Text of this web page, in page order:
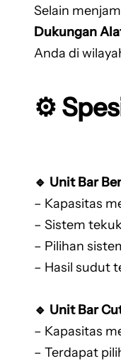
Selain
Dukungan
Anda di
⚙️
🔹 Unit Bar
– Kapasitas
– Sistem
– Pilihan
– Hasil sudut
🔹 Unit Bar
– Kapasitas
– Terdapat